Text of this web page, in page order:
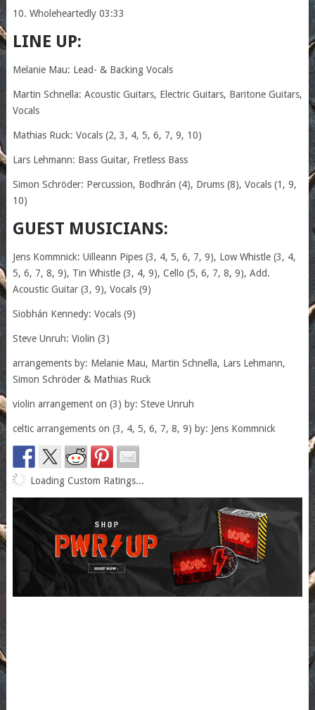
10. Wholeheartedly 03:33
LINE UP:
Melanie Mau: Lead- & Backing Vocals
Martin Schnella: Acoustic Guitars, Electric Guitars, Baritone Guitars,
Vocals
Mathias Ruck: Vocals (2, 3, 4, 5, 6, 7, 9, 10)
Lars Lehmann: Bass Guitar, Fretless Bass
Simon Schröder: Percussion, Bodhrán (4), Drums (8), Vocals (1, 9,
10)
GUEST MUSICIANS:
Jens Kommnick: Uilleann Pipes (3, 4, 5, 6, 7, 9), Low Whistle (3, 4,
5, 6, 7, 8, 9), Tin Whistle (3, 4, 9), Cello (5, 6, 7, 8, 9), Add.
Acoustic Guitar (3, 9), Vocals (9)
Siobhán Kennedy: Vocals (9)
Steve Unruh: Violin (3)
arrangements by: Melanie Mau, Martin Schnella, Lars Lehmann,
Simon Schröder & Mathias Ruck
violin arrangement on (3) by: Steve Unruh
celtic arrangements on (3, 4, 5, 6, 7, 8, 9) by: Jens Kommnick
Loading Custom Ratings...